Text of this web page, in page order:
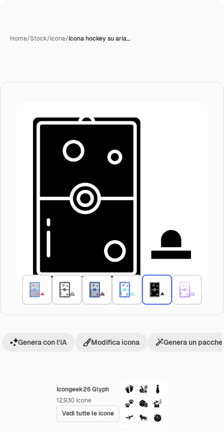
Home/Stock/Icone/Icona hockey su aria…
Icongeek26 Glyph
12,930 Icone
Vedi tutte le icone
Genera con l'IA Modifica icona Genera un